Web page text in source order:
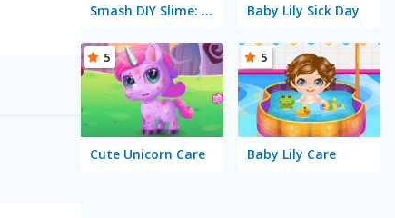
Smash DIY Slime: Fidget Slimy Baby Lily Sick Day
Cute Unicorn Care
5
Baby Lily Care
5